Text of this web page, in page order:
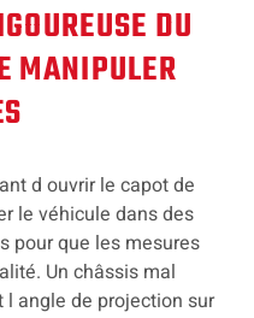
DU
MANIPULER
d ouvrir le capot de
le véhicule dans des
pour que les mesures
Un châssis mal
angle de projection sur